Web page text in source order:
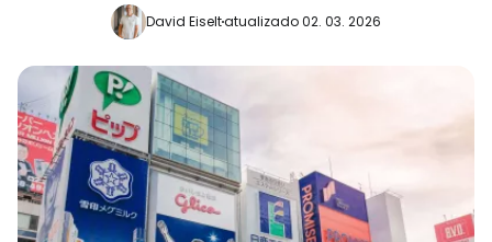
David Eiseltatualizado 02. 03. 2026
Continuar com o Facebook
Continuar com o correio
eletrónico